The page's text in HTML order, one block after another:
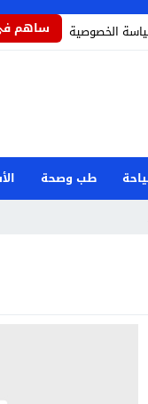
الخصوصية ساهم
طب وصحة
_